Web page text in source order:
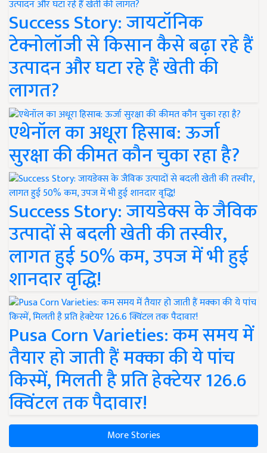
Success Story: जायटॉनिक
टेक्नोलॉजी से किसान कैसे बढ़ा रहे हैं
उत्पादन और घटा रहे हैं खेती की
लागत?
एथेनॉल का अधूरा हिसाब: ऊर्जा
सुरक्षा की कीमत कौन चुका रहा है?
Success Story: जायडेक्स के जैविक
उत्पादों से बदली खेती की तस्वीर,
लागत हुई 50% कम, उपज में भी हुई
शानदार वृद्धि!
Pusa Corn Varieties: कम समय में
तैयार हो जाती हैं मक्का की ये पांच
किस्में, मिलती है प्रति हेक्टेयर 126.6
क्विंटल तक पैदावार!
More Stories